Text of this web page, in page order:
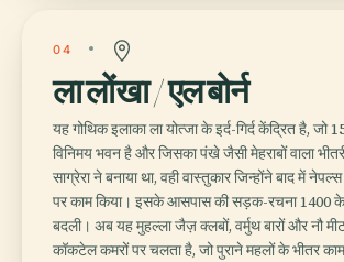
04
ला लोंखा / एल बोर्न
यह गोथिक इलाका ला योत्जा के इर्द-गिर्द केंद्रित है, जो
विनिमय भवन है और जिसका पंखे जैसी मेहराबों वाला
साग्रेरा ने बनाया था, वही वास्तुकार जिन्होंने बाद में
पर काम किया। इसके आसपास की सड़क-रचना 1400 के
बदली। अब यह मुहल्ला जैज़ क्लबों, वर्मुथ बारों और नौ
कॉकटेल कमरों पर चलता है, जो पुराने महलों के भीतर